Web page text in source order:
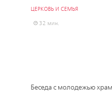
ЦЕРКОВЬ И СЕМЬЯ
32 мин.
Беседа с молодежью